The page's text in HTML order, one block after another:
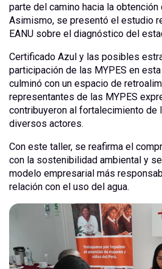
parte del camino hacia la
Asimismo, se presentó el estudio
EANU sobre el diagnóstico del
Certificado Azul y las posibles
participación de las MYPES en
culminó con un espacio de
representantes de las MYPES
contribuyeron al fortalecimiento de
diversos actores.
Con este taller, se reafirma el
con la sostenibilidad ambiental y
modelo empresarial más
relación con el uso del agua.